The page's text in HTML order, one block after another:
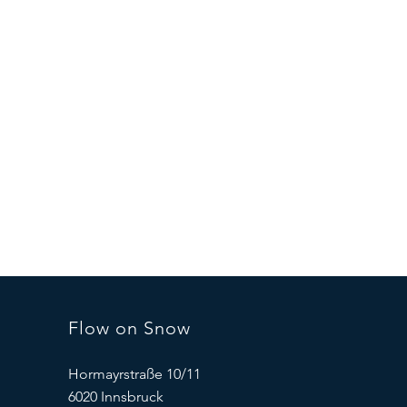
Flow on Snow
Hormayrstraße 10/11
6020 Innsbruck